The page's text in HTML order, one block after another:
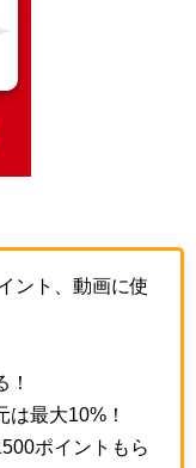
ント、動画に使
！
は最大10%！
ポイントもら